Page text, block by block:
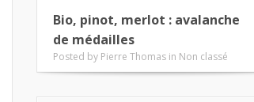
Bio, pinot, merlot : avalanche
de médailles
Posted by Pierre Thomas in Non classé